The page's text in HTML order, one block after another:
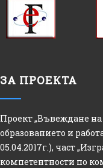
ЗА ПРОЕКТА
Проект „Въвеждане
образованието и
05.04.2017г.), част
компетентности по